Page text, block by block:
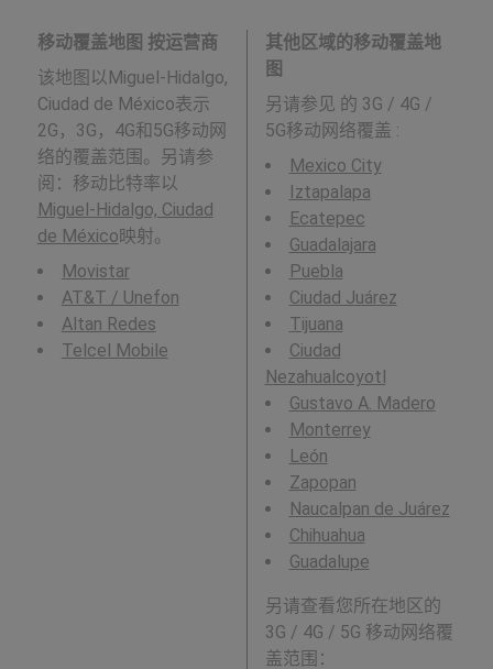
移动覆盖地图 按运营商
该地图以Miguel-Hidalgo,
Ciudad de México表示
2G，3G，4G和5G移动网
络的覆盖范围。另请参
阅：移动比特率以
Miguel-Hidalgo, Ciudad
de México映射。
Movistar
AT&T / Unefon
Altan Redes
Telcel Mobile
其他区域的移动覆盖地
图
另请参见 的 3G / 4G /
5G移动网络覆盖 :
Mexico City
Iztapalapa
Ecatepec
Guadalajara
Puebla
Ciudad Juárez
Tijuana
Ciudad
Nezahualcoyotl
Gustavo A. Madero
Monterrey
León
Zapopan
Naucalpan de Juárez
Chihuahua
Guadalupe
另请查看您所在地区的
3G / 4G / 5G 移动网络覆
盖范围：